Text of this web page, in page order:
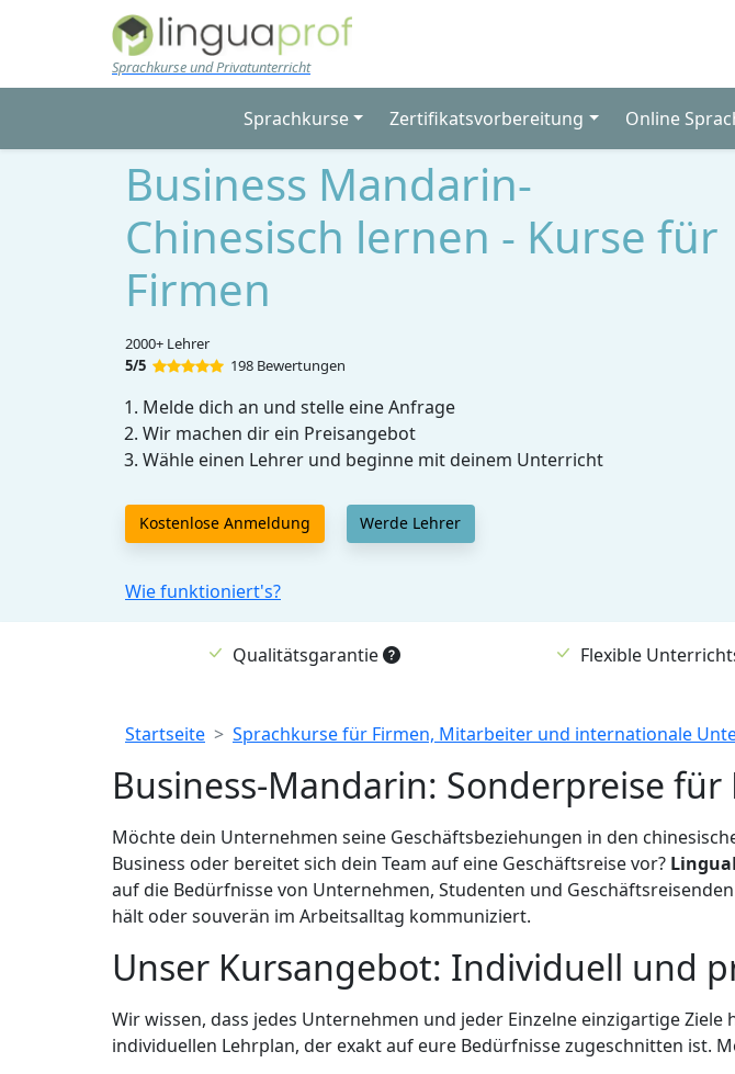
Skip to main content
Sprachkurse und Privatunterricht
Sprachkurse Zertifikatsvorbereitung Online
Business Mandarin-
Chinesisch lernen - Kurse für
Firmen
2000+ Lehrer
5/5
198 Bewertungen
Melde dich an und stelle eine Anfrage
Wir machen dir ein Preisangebot
Wähle einen Lehrer und beginne mit deinem Unterricht
Kostenlose Anmeldung Werde Lehrer
Wie funktioniert's?
Qualitätsgarantie Flexible
Breadcrumb
Startseite Sprachkurse für Firmen, Mitarbeiter und internationale
Business-Mandarin: Sonderpreise
Möchte dein Unternehmen seine Geschäftsbeziehungen in den
Business oder bereitet sich dein Team auf eine Geschäftsreise vor?
auf die Bedürfnisse von Unternehmen, Studenten und
hält oder souverän im Arbeitsalltag kommuniziert.
Unser Kursangebot: Individuell und
Wir wissen, dass jedes Unternehmen und jeder Einzelne einzigartige
individuellen Lehrplan, der exakt auf eure Bedürfnisse zugeschnitten ist.